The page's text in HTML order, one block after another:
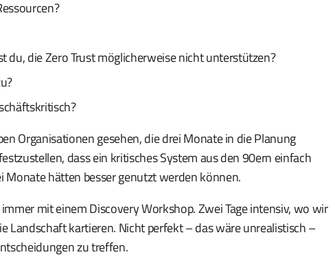
du, die Zero Trust möglicherweise nicht unterstützen?
Organisationen gesehen, die drei Monate in die Planung
dass ein kritisches System aus den 90ern einfach
Monate hätten besser genutzt werden können.
mit einem Discovery Workshop. Zwei Tage intensiv, wo wir
Landschaft kartieren. Nicht perfekt – das wäre unrealistisch –
zu treffen.